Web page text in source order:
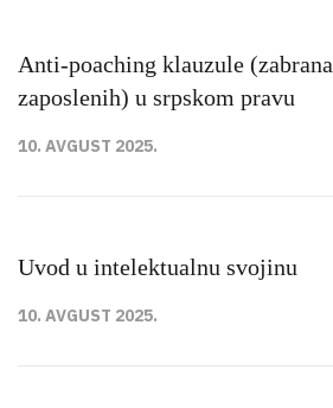
Anti-poaching klauzule
zaposlenih) u srpskom pravu
10. AVGUST 2025.
Uvod u intelektualnu svojinu
10. AVGUST 2025.